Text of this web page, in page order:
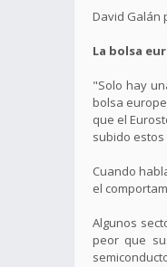
David Galán
La bolsa
"Solo hay
bolsa
que el
subido
Cuando
el
Algunos
peor que